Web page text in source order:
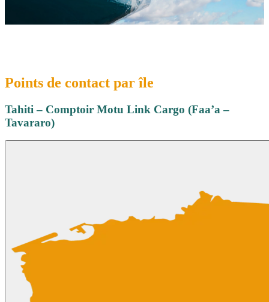
Points de contact par île
Tahiti – Comptoir Motu Link Cargo (Faa’a –
Tavararo)